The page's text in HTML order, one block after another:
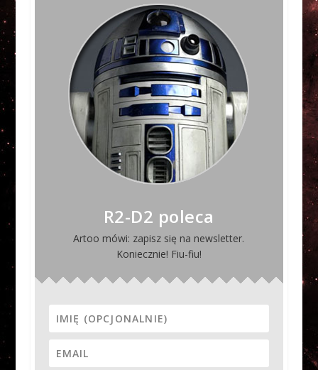
R2-D2 poleca
Artoo mówi: zapisz się na newsletter.
Koniecznie! Fiu-fiu!